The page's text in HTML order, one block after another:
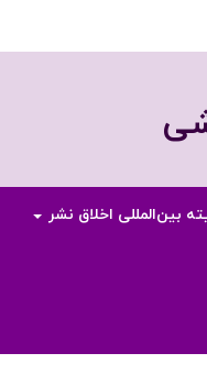
بین‌المللی اخلاق نشر